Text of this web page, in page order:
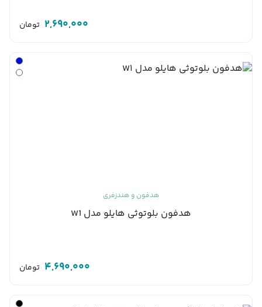
2,690,000 تومان
هدفون و هندزفری
هدفون بلوتوثی هایلو مدل W1
4,690,000 تومان